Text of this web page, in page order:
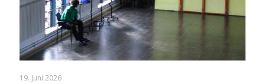
19. Juni 2026